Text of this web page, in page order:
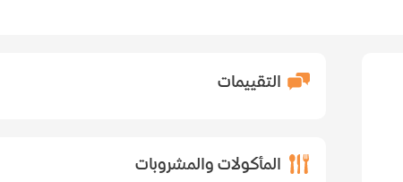
التقييمات
المأكولات والمشروبات